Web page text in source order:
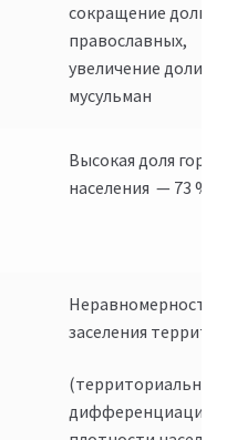
сокращение доли
православных,
увеличение доли
мусульман
Высокая доля
населения — 73 %
Неравномерность
заселения
(территориальная
дифференциация